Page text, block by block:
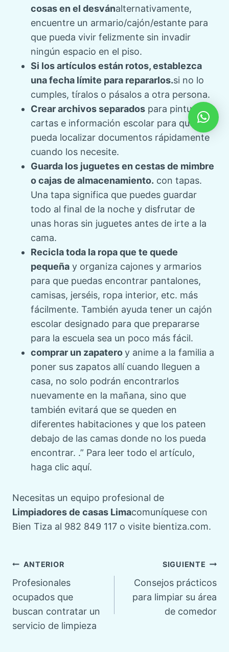
cosas en el desvánalternativamente,
encuentre un armario/cajón/estante para
que pueda vivir felizmente sin invadir
ningún espacio en el piso.
Si los artículos están rotos, establezca
una fecha límite para repararlos.si no lo
cumples, tíralos o pásalos a otra persona.
Crear archivos separados para pinturas,
cartas e información escolar para que
pueda localizar documentos rápidamente
cuando los necesite.
Guarda los juguetes en cestas de mimbre
o cajas de almacenamiento. con tapas.
Una tapa significa que puedes guardar
todo al final de la noche y disfrutar de
unas horas sin juguetes antes de irte a la
cama.
Recicla toda la ropa que te quede
pequeña y organiza cajones y armarios
para que puedas encontrar pantalones,
camisas, jerséis, ropa interior, etc. más
fácilmente. También ayuda tener un cajón
escolar designado para que prepararse
para la escuela sea un poco más fácil.
comprar un zapateroy anime a la familia a
poner sus zapatos allí cuando lleguen a
casa, no solo podrán encontrarlos
nuevamente en la mañana, sino que
también evitará que se queden en
diferentes habitaciones y que los pateen
debajo de las camas donde no los pueda
encontrar. .” Para leer todo el artículo,
haga clic aquí.
Necesitas un equipo profesional de
Limpiadores de casas Limacomuníquese con
Bien Tiza al 982 849 117 o visite bientiza.com.
Navegación
de
entradas
ANTERIOR
Profesionales
ocupados que
buscan contratar un
servicio de limpieza
SIGUIENTE
Consejos prácticos
para limpiar su área
de comedor